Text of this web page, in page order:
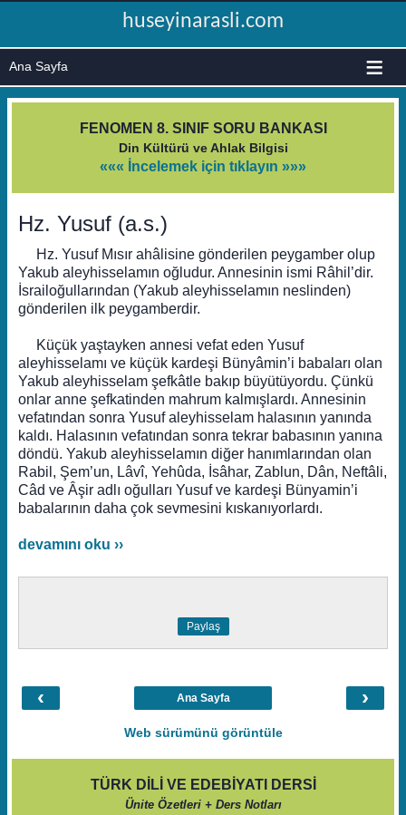
huseyinarasli.com
≡
FENOMEN 8. SINIF SORU BANKASI
Din Kültürü ve Ahlak Bilgisi
««« İncelemek için tıklayın »»»
Hz. Yusuf (a.s.)
Hz. Yusuf Mısır ahâlisine gönderilen peygamber olup
Yakub aleyhisselamın oğludur. Annesinin ismi Râhil’dir.
İsrailoğullarından (Yakub aleyhisselamın neslinden)
gönderilen ilk peygamberdir.
Küçük yaştayken annesi vefat eden Yusuf
aleyhisselamı ve küçük kardeşi Bünyâmin’i babaları olan
Yakub aleyhisselam şefkâtle bakıp büyütüyordu. Çünkü
onlar anne şefkatinden mahrum kalmışlardı. Annesinin
vefatından sonra Yusuf aleyhisselam halasının yanında
kaldı. Halasının vefatından sonra tekrar babasının yanına
döndü. Yakub aleyhisselamın diğer hanımlarından olan
Rabil, Şem’un, Lâvî, Yehûda, İsâhar, Zablun, Dân, Neftâli,
Câd ve Âşir adlı oğulları Yusuf ve kardeşi Bünyamin’i
babalarının daha çok sevmesini kıskanıyorlardı.
devamını oku ››
Paylaş
‹ ›
Ana Sayfa
Web sürümünü görüntüle
TÜRK DİLİ VE EDEBİYATI DERSİ
Ünite Özetleri + Ders Notları